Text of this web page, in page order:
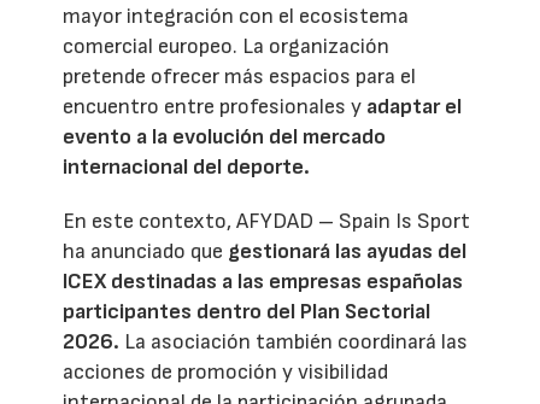
mayor integración con el ecosistema
comercial europeo. La organización
pretende ofrecer más espacios para el
encuentro entre profesionales y adaptar el
evento a la evolución del mercado
internacional del deporte.
En este contexto, AFYDAD – Spain Is Sport
ha anunciado que gestionará las ayudas del
ICEX destinadas a las empresas españolas
participantes dentro del Plan Sectorial
2026. La asociación también coordinará las
acciones de promoción y visibilidad